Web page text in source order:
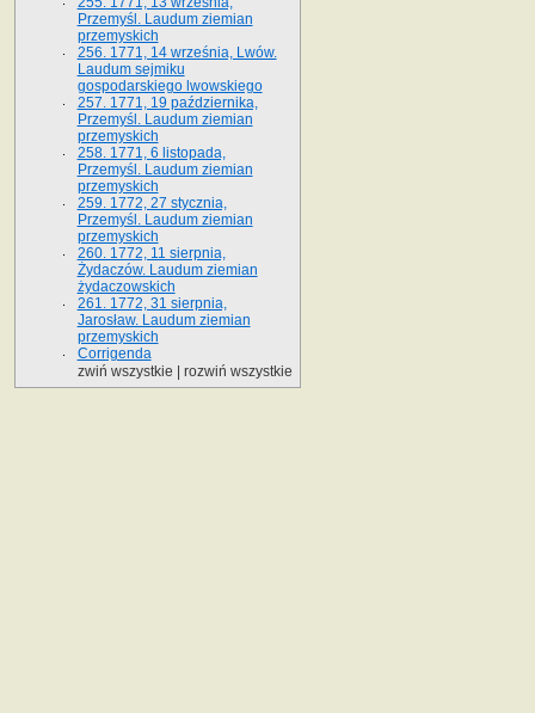
Przemyśl. Laudum ziemian
przemyskich
256. 1771, 14 września, Lwów.
Laudum sejmiku
gospodarskiego lwowskiego
257. 1771, 19 października,
Przemyśl. Laudum ziemian
przemyskich
258. 1771, 6 listopada,
Przemyśl. Laudum ziemian
przemyskich
259. 1772, 27 stycznia,
Przemyśl. Laudum ziemian
przemyskich
260. 1772, 11 sierpnia,
Żydaczów. Laudum ziemian
żydaczowskich
261. 1772, 31 sierpnia,
Jarosław. Laudum ziemian
przemyskich
Corrigenda
zwiń wszystkie
rozwiń wszystkie